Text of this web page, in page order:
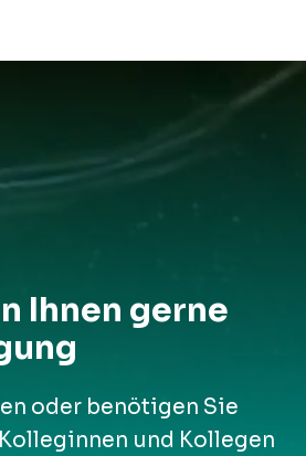
Ihnen gerne
oder benötigen Sie
und Kollegen